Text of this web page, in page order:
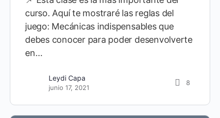
curso. Aquí te mostraré las reglas del
juego: Mecánicas indispensables que
debes conocer para poder desenvolverte
en…
Leydi Capa
junio 17, 2021
8